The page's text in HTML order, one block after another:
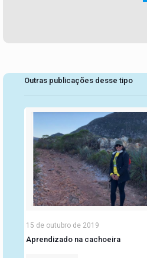
Outras publicações desse tipo
15 de outubro de 2019
Aprendizado na cachoeira